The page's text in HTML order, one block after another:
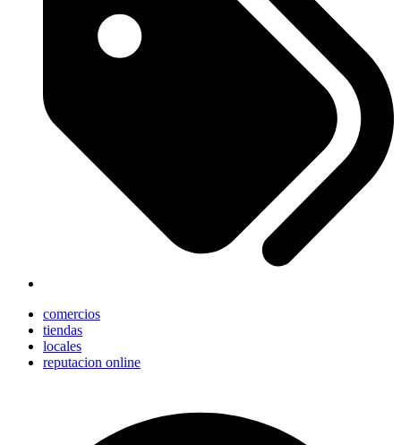
comercios
tiendas
locales
reputacion online